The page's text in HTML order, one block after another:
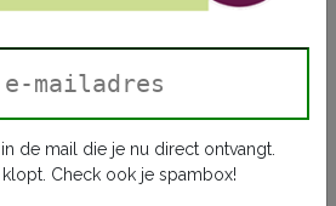
de mail die je nu direct ontvangt.
Check ook je spambox!